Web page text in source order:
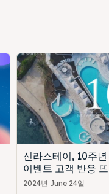
신라스테이, 10주년
이벤트 고객 반응
2024년 June 24일